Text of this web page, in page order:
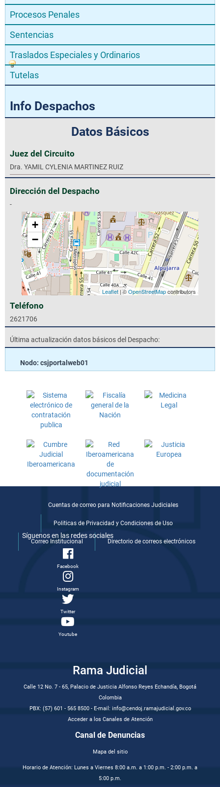
Procesos Penales
Sentencias
Traslados Especiales y Ordinarios
Tutelas
Info Despachos
Datos Básicos
Juez del Circuito
Dra. YAMIL CYLENIA MARTINEZ RUIZ
Dirección del Despacho
-
+
−
Leaflet| ©OpenStreetMapcontributors
Teléfono
2621706
Última actualización datos básicos del Despacho:
Nodo: csjportalweb01
Cuentas de correo para Notificaciones Judiciales
Politicas de Privacidad y Condiciones de Uso
Correo Institucional Directorio de correos electrónicos
Síguenos en las redes sociales
Facebook
Instagram
Twitter
Youtube
Rama Judicial
Calle 12 No. 7 - 65, Palacio de Justicia Alfonso Reyes Echandía, Bogotá
Colombia
PBX: (57) 601 - 565 8500 - E-mail: info@cendoj.ramajudicial.gov.co
Acceder a los Canales de Atención
Canal de Denuncias
Mapa del sitio
Horario de Atención: Lunes a Viernes 8:00 a.m. a 1:00 p.m. - 2:00 p.m. a
5:00 p.m.